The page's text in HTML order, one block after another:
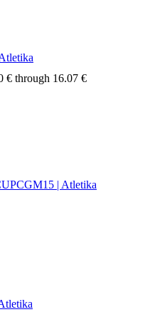
€ through 16.07 €